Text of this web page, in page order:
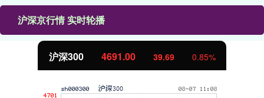
沪深京行情 实时轮播
沪深300 4691.00 39.69 0.85%